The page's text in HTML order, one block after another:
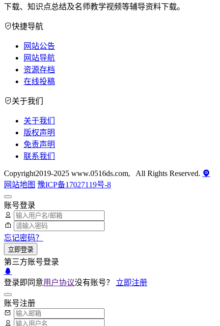
下载、知识点总结及名师教学视频等辅导资料下载。
快捷导航
网站公告
网站导航
资源存档
在线投稿
关于我们
关于我们
版权声明
免责声明
联系我们
Copyright2019-2025 www.0516ds.com, All Rights Reserved.
网站地图 豫ICP备17027119号-8
账号登录
忘记密码？
立即登录
第三方账号登录
登录即同意用户协议没有账号？ 立即注册
账号注册